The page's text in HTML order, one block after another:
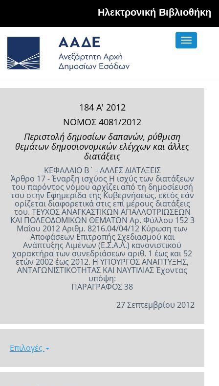
Hλεκτρονική Βιβλιοθήκη
Toggle
184 Α' 2012
ΝΟΜΟΣ 4081/2012
Περιστολή δημοσίων δαπανών, ρύθμιση
θεμάτων δημοσιονομικών ελέγχων και άλλες
διατάξεις
ΚΕΦΑΛΑΙΟ Β΄ - ΑΛΛΕΣ ΔΙΑΤΑΞΕΙΣ
Άρθρο 17 - Έναρξη ισχύος Η ισχύς των διατάξεων
του παρόντος νόμου αρχίζει από τη δημοσίευσή
του στην Εφημερίδα της Κυβερνήσεως, εκτός εάν
ορίζεται διαφορετικά στις επί μέρους διατάξεις
του. ΤΕΥΧΟΣ ΑΝAΓΚΑΣΤΙΚΩΝ ΑΠΑΛΛΟΤΡΙΩΣΕΩΝ
ΚΑΙ ΠΟΛΕΟΔΟΜΙΚΩΝ ΘΕΜΑΤΩΝ Αρ. Φύλλου 152 3
Μαΐου 2012 Αριθμ. 8216.04/04/12 Κύρωση των
Αποφάσεων Επιτροπής Σχεδιασμού και
Ανάπτυξης Λιμένων (Ε.Σ.Α.Λ.) κανονιστικού
χαρακτήρα των συνεδριάσεων αριθ. 1 έως και 52
ετών 2002 έως 2012. Η ΥΠΟΥΡΓΟΣ ΑΝΑΠΤΥΞΗΣ,
ΑΝΤΑΓΩΝΙΣΤΙΚΟΤΗΤΑΣ ΚΑΙ ΝΑΥΤΙΛΙΑΣ Έχοντας
υπόψη:
ΠΑΡΑΓΡΑΦΟΣ 38
27 Σεπτεμβρίου 2012
Επιλογές